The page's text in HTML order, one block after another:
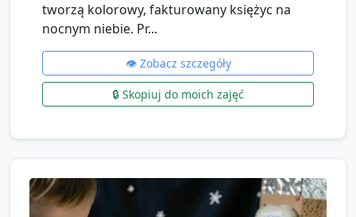
tworzą kolorowy, fakturowany księżyc na
nocnym niebie. Pr...
👁️ Zobacz szczegóły
🔒 Skopiuj do moich zajęć